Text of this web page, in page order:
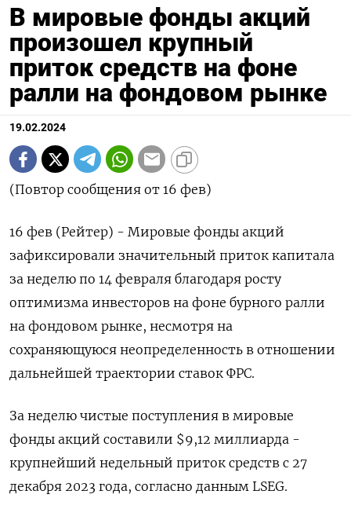
В мировые фонды акций
произошел крупный
приток средств на фоне
ралли на фондовом рынке
19.02.2024
(Повтор сообщения от 16 фев)
16 фев (Рейтер) - Мировые фонды акций
зафиксировали значительный приток капитала
за неделю по 14 февраля благодаря росту
оптимизма инвесторов на фоне бурного ралли
на фондовом рынке, несмотря на
сохраняющуюся неопределенность в отношении
дальнейшей траектории ставок ФРС.
За неделю чистые поступления в мировые
фонды акций составили $9,12 миллиарда -
крупнейший недельный приток средств с 27
декабря 2023 года, согласно данным LSEG.